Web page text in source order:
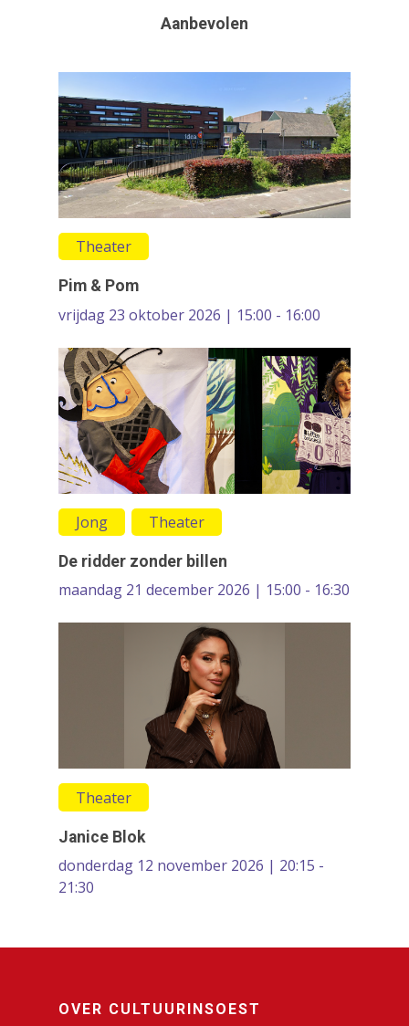
Aanbevolen
Theater
Pim & Pom
vrijdag 23 oktober 2026 | 15:00 - 16:00
Jong Theater
De ridder zonder billen
maandag 21 december 2026 | 15:00 - 16:30
Theater
Janice Blok
donderdag 12 november 2026 | 20:15 -
21:30
OVER CULTUURINSOEST
On the Move
Wie zijn wij
Cultureel erfgoed
Dans
Festivals &
Film & Podia
Theater
VolksUniversiteit
Contact